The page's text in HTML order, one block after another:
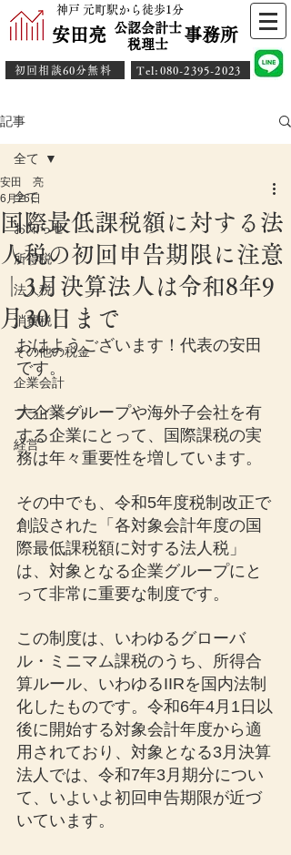
神戸 元町駅から徒歩1分
安田亮 事務所
公認会計士
​税理士
初回相談60分無料 ​Tel:080-2395-2023
記事
全て
お知らせ
所得税
法人税
消費税
その他の税金
企業会計
プライベート
経営
全て
国際最低課税額に対する法
人税の初回申告期限に注意
｜3月決算法人は令和8年9
月30日まで
安田 亮
6月26日
おはようございます！代表の安田
です。
大企業グループや海外子会社を有
する企業にとって、国際課税の実
務は年々重要性を増しています。
その中でも、令和5年度税制改正で
創設された「各対象会計年度の国
際最低課税額に対する法人税」
は、対象となる企業グループにと
って非常に重要な制度です。
この制度は、いわゆるグローバ
ル・ミニマム課税のうち、所得合
算ルール、いわゆるIIRを国内法制
化したものです。令和6年4月1日以
後に開始する対象会計年度から適
用されており、対象となる3月決算
法人では、令和7年3月期分につい
て、いよいよ初回申告期限が近づ
いています。